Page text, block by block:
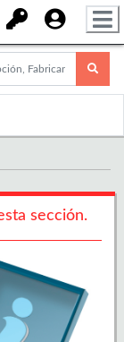
sección.